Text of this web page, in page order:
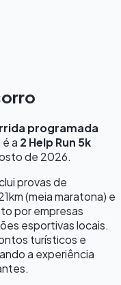
programada
a 2 Help Run 5k
de 2026.
provas de
(meia maratona) e
por empresas
esportivas locais.
turísticos e
a experiência